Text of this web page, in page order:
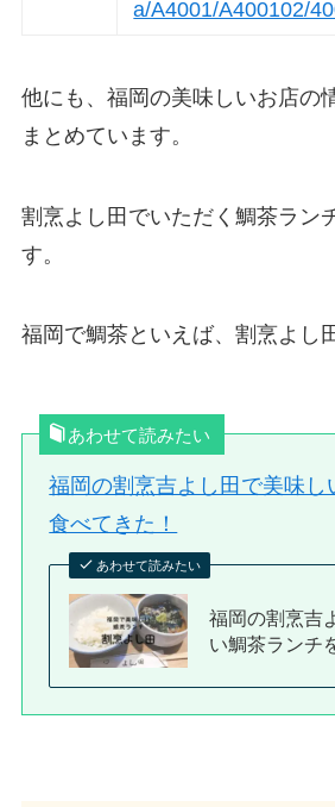
a/A4001/A400102/
他にも、福岡の美味しいお店の
まとめています。
割烹よし田でいただく鯛茶ラン
す。
福岡で鯛茶といえば、割烹よし
あわせて読みたい
福岡の割烹吉よし田で美味し
食べてきた！
あわせて読みたい
福岡の割烹吉
い鯛茶ランチ